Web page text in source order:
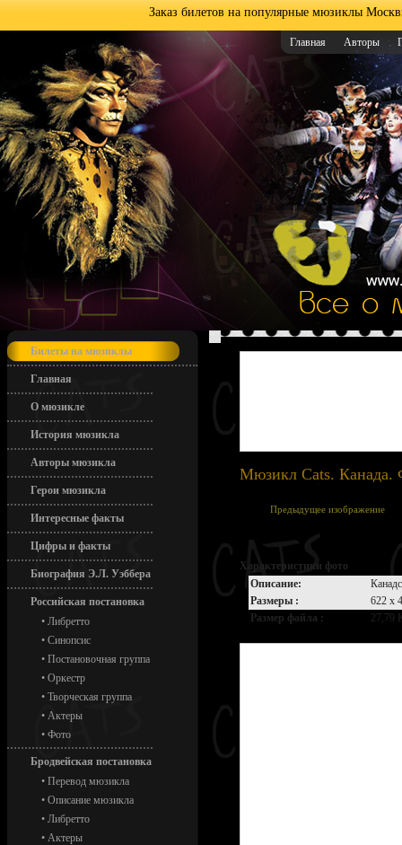
Заказ билетов на популярные мюзиклы
Главная Авторы
Билеты на мюзиклы
Главная
О мюзикле
История мюзикла
Авторы мюзикла
Герои мюзикла
Интересные факты
Цифры и факты
Биография Э.Л. Уэббера
Российская постановка
• Либретто
• Синопсис
• Постановочная группа
• Оркестр
• Творческая группа
• Актеры
• Фото
Бродвейская постановка
• Перевод мюзикла
• Описание мюзикла
• Либретто
• Актеры
Мюзикл Cats.
Предыдущее изображение
Характеристики фото
Описание:
Размеры :
622 x
Размер файла :
27,79